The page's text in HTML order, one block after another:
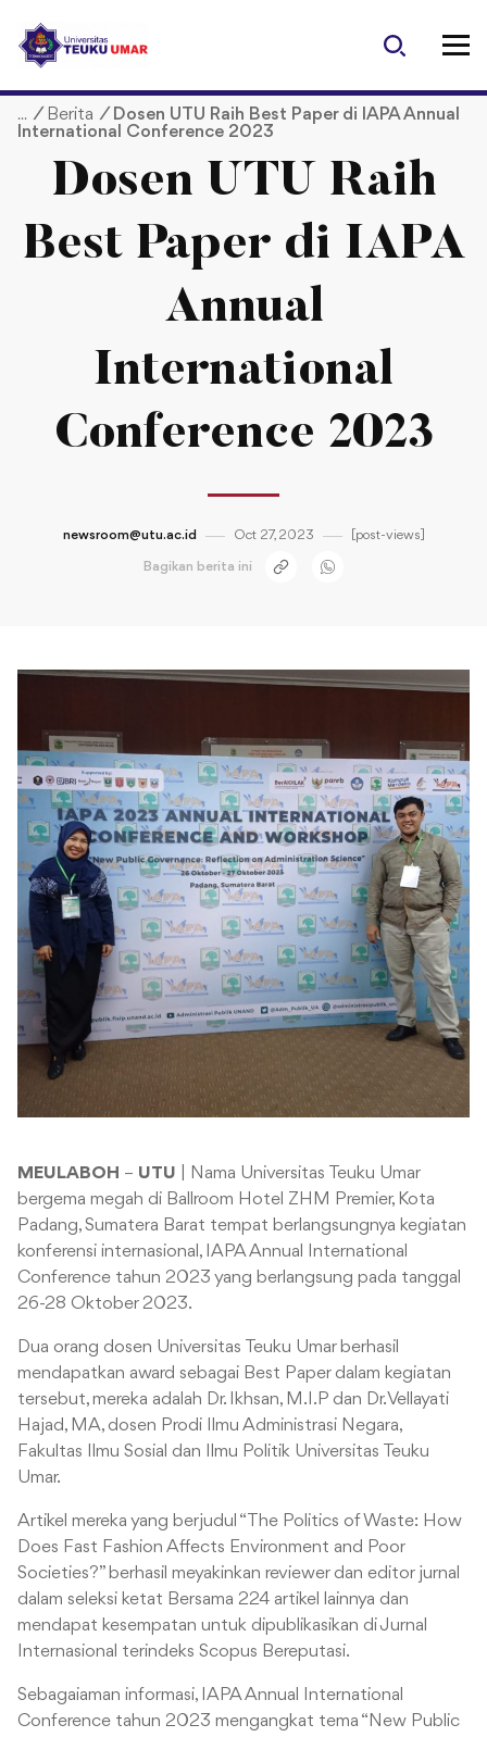
p
/ Berita / Dosen UTU Raih Best Paper di IAPA Annual
International Conference 2023
Dosen UTU Raih
Best Paper di IAPA
Annual
International
Conference 2023
newsroom@utu.ac.id Oct 27, 2023 [post-views]
Bagikan berita ini
MEULABOH – UTU | Nama Universitas Teuku Umar
bergema megah di Ballroom Hotel ZHM Premier, Kota
Padang, Sumatera Barat tempat berlangsungnya kegiatan
konferensi internasional, IAPA Annual International
Conference tahun 2023 yang berlangsung pada tanggal
26-28 Oktober 2023.
Dua orang dosen Universitas Teuku Umar berhasil
mendapatkan award sebagai Best Paper dalam kegiatan
tersebut, mereka adalah Dr. Ikhsan, M.I.P dan Dr. Vellayati
Hajad, MA, dosen Prodi Ilmu Administrasi Negara,
Fakultas Ilmu Sosial dan Ilmu Politik Universitas Teuku
Umar.
Artikel mereka yang berjudul “The Politics of Waste: How
Does Fast Fashion Affects Environment and Poor
Societies?” berhasil meyakinkan reviewer dan editor jurnal
dalam seleksi ketat Bersama 224 artikel lainnya dan
mendapat kesempatan untuk dipublikasikan di Jurnal
Internasional terindeks Scopus Bereputasi.
Sebagaiaman informasi, IAPA Annual International
Conference tahun 2023 mengangkat tema “New Public